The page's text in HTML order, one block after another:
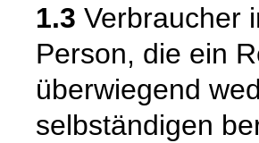
1.3 Verbraucher
Person, die ein
überwiegend
selbständigen